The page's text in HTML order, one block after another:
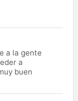
a la gente
a
buen